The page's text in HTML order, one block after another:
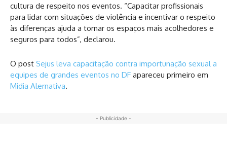
cultura de respeito nos eventos. “Capacitar profissionais
para lidar com situações de violência e incentivar o respeito
às diferenças ajuda a tornar os espaços mais acolhedores e
seguros para todos”, declarou.
O post Sejus leva capacitação contra importunação sexual a
equipes de grandes eventos no DF apareceu primeiro em
Midia Alernativa.
- Publicidade -